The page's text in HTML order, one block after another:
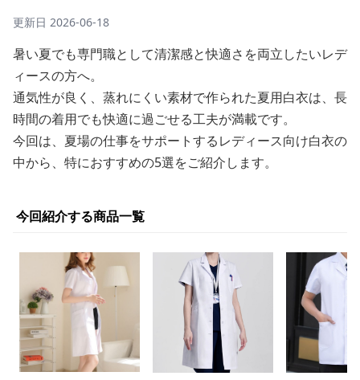
更新日 2026-06-18
暑い夏でも専門職として清潔感と快適さを両立したいレデ
ィースの方へ。
通気性が良く、蒸れにくい素材で作られた夏用白衣は、長
時間の着用でも快適に過ごせる工夫が満載です。
今回は、夏場の仕事をサポートするレディース向け白衣の
中から、特におすすめの5選をご紹介します。
今回紹介する商品一覧